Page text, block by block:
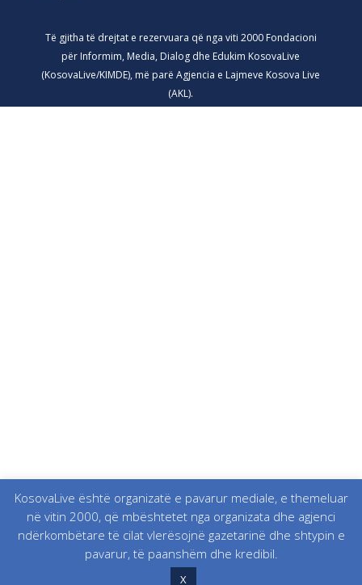
Të gjitha të drejtat e rezervuara që nga viti 2000 Fondacioni
për Informim, Media, Dialog dhe Edukim KosovaLive
(KosovaLive/KIMDE), më parë Agjencia e Lajmeve Kosova Live
(AKL).
KosovaLive është organizatë e pavarur mediale, e themeluar
në vitin 2000, që mbështetet nga organizata dhe agjenci
ndërkombëtare të cilat vlerësojnë gazetarinë dhe shtypin e
pavarur, të paanshëm dhe kredibil.
X